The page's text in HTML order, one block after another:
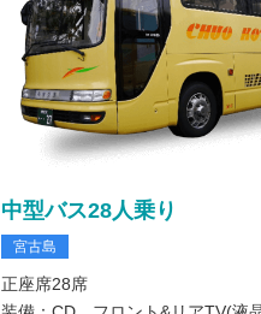
中型バス28人乗り
宮古島
正座席28席